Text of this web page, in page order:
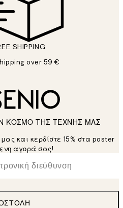
SHIPPING
over 59 €
ΚΟΣΜΟ ΤΗΣ ΤΕΧΝΗΣ ΜΑΣ
και κερδίστε 15% στα poster
αγορά σας!